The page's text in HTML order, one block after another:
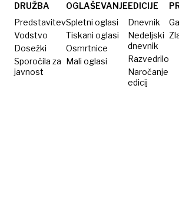
DRUŽBA
Predstavitev
Vodstvo
Dosežki
Sporočila za
javnost
OGLAŠEVANJE
Spletni oglasi
Tiskani oglasi
Osmrtnice
Mali oglasi
EDICIJE
Dnevnik
Nedeljski
dnevnik
Razvedrilo
Naročanje
edicij